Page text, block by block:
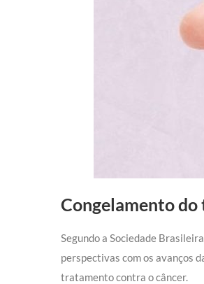
Congelamento do
Segundo a Sociedade
perspectivas com os avanços
tratamento contra o câncer. ⠀